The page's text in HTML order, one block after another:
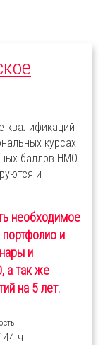
квалификаций
курсах
баллов НМО
и
необходимое
и
и
а так же
на 5 лет.
ч.